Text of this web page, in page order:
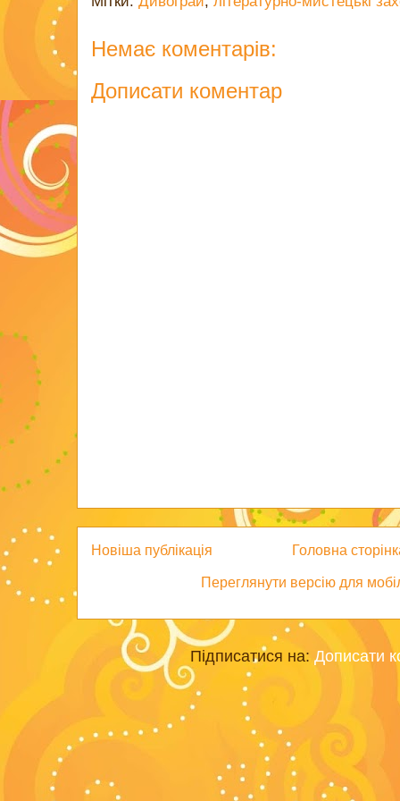
Немає коментарів:
Дописати коментар
Новіша публікація Головна
Переглянути версію для
Підписатися на: Дописати